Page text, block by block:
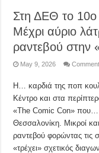
Στη ΔΕΘ το
Μέχρι αύριο
ραντεβού στην
May 9, 2026
Η… καρδιά της ποπ
Κέντρο και στα
«The Comic Con» που…
Θεσσαλονίκη. Μικροί
ραντεβού φορώντας
«τρέχει» σχετικός